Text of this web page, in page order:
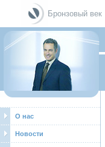
Бронзовый век
О нас
Новости